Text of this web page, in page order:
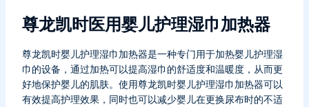
尊龙凯时医用婴儿护理湿巾加热器
尊龙凯时婴儿护理湿巾加热器是一种专门用于加热婴儿护理湿
巾的设备，通过加热可以提高湿巾的舒适度和温暖度，从而更
好地保护婴儿的肌肤。使用尊龙凯时婴儿护理湿巾加热器可以
有效提高护理效果，同时也可以减少婴儿在更换尿布时的不适